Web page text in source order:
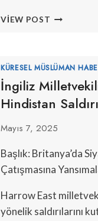
VIEW POST KUTLAMA
HÜZÜNLÜ
GEÇIRIYOR
KÜRESEL MÜSLÜMAN
İngiliz
Hindistan
Mayıs 7, 2025
Başlık: Britanya’da
Çatışmasına
Harrow East
yönelik saldırılarını